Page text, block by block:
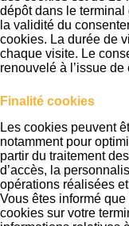
dépôt dans le terminal
la validité du
cookies. La durée de
chaque visite. Le
renouvelé à l’issue de
Finalité cookies
Les cookies peuvent
notamment pour
partir du traitement
d’accès, la
opérations réalisées
Vous êtes informé
cookies sur votre